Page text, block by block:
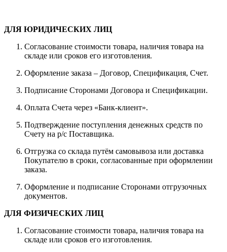
ДЛЯ ЮРИДИЧЕСКИХ ЛИЦ
Согласование стоимости товара, наличия товара на
складе или сроков его изготовления.
Оформление заказа – Договор, Спецификация, Счет.
Подписание Сторонами Договора и Спецификации.
Оплата Счета через «Банк-клиент».
Подтверждение поступления денежных средств по
Счету на р/с Поставщика.
Отгрузка со склада путём самовывоза или доставка
Покупателю в сроки, согласованные при оформлении
заказа.
Оформление и подписание Сторонами отгрузочных
документов.
ДЛЯ ФИЗИЧЕСКИХ ЛИЦ
Согласование стоимости товара, наличия товара на
складе или сроков его изготовления.